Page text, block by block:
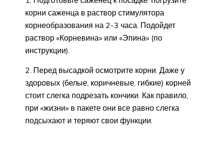
корни саженца в раствор стимулятора
корнеобразования на 2-3 часа. Подойдет
раствор «Корневина» или «Эпина» (по
инструкции).
2. Перед высадкой осмотрите корни. Даже у
здоровых (белые, коричневые, гибкие) корней
стоит слегка подрезать кончики. Как правило,
при «жизни» в пакете они все равно слегка
подсыхают и теряют свои функции.